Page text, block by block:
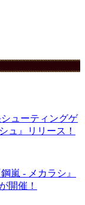
ューティングゲ
ュ』リリース！
嵐 - メカラシ』
開催！